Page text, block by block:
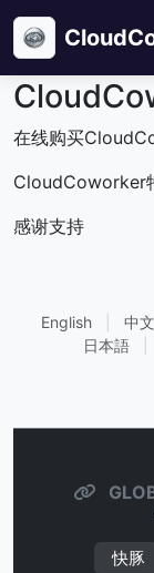
在线购买
CloudCoworker
感谢支持
English 中文
日本語
快豚